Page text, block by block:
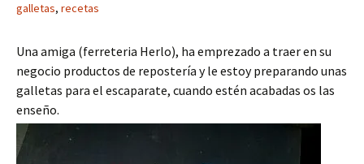
galletas, recetas
Una amiga (ferreteria Herlo), ha emprezado a traer en su
negocio productos de repostería y le estoy preparando unas
galletas para el escaparate, cuando estén acabadas os las
enseño.